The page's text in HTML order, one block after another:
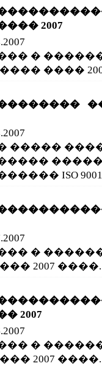
2007
�
����
�����
ISO 9001-
�
2007 ����.
2007
�
2007 ����.